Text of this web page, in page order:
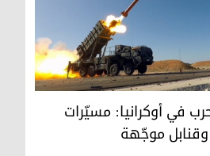
في أوكرانيا: مسيّرات وباتريوت
في أوكرانيا: مسيّرات
وقنابل موجّهة